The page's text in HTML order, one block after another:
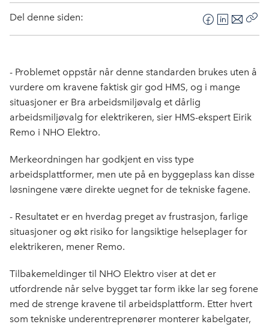
Del denne siden:
F
a
e
b
o
L
i
k
e
E
-
o
s
- Problemet oppstår når denne standarden brukes uten å
vurdere om kravene faktisk gir god HMS, og i mange
situasjoner er Bra arbeidsmiljøvalg et dårlig
arbeidsmiljøvalg for elektrikeren, sier HMS-ekspert Eirik
Remo i NHO Elektro.
Merkeordningen har godkjent en viss type
arbeidsplattformer, men ute på en byggeplass kan disse
løsningene være direkte uegnet for de tekniske fagene.
- Resultatet er en hverdag preget av frustrasjon, farlige
situasjoner og økt risiko for langsiktige helseplager for
elektrikeren, mener Remo.
Tilbakemeldinger til NHO Elektro viser at det er
utfordrende når selve bygget tar form ikke lar seg forene
med de strenge kravene til arbeidsplattform. Etter hvert
som tekniske underentreprenører monterer kabelgater,